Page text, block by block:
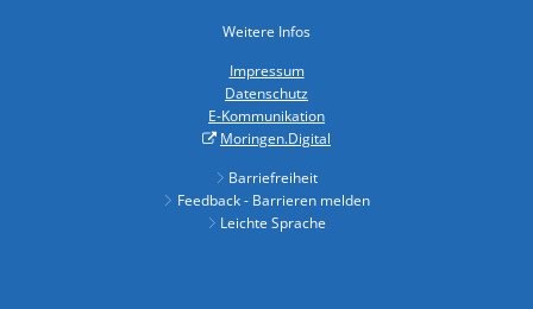
Weitere Infos
Impressum
Datenschutz
E-Kommunikation
Moringen.Digital
Barriefreiheit
Feedback - Barrieren melden
Leichte Sprache